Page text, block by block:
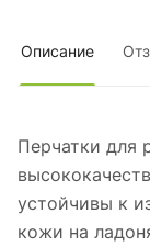
Описание
Перчатки для
устойчивы к
кожи на